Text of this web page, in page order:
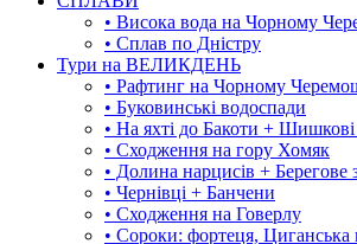
• Висока вода на Чорному
• Сплав по Дністру
Тури на ВЕЛИКДЕНЬ
• Рафтинг на Чорному
• Буковинські водоспади
• На яхті до Бакоти +
• Сходження на гору Хомяк
• Долина нарцисів + Берегове
• Чернівці + Банчени
• Сходження на Говерлу
• Сороки: фортеця, Циганська